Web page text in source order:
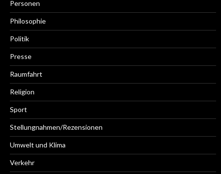
Personen
Philosophie
Politik
Presse
Raumfahrt
Religion
Sport
Stellungnahmen/Rezensionen
Umwelt und Klima
Verkehr